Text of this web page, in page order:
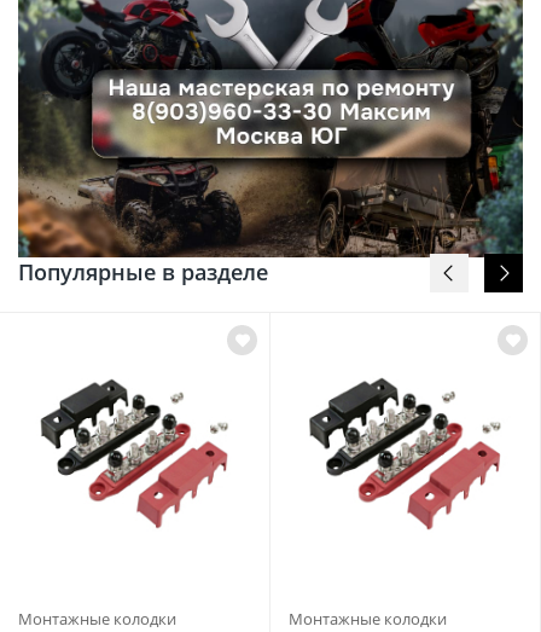
Популярные в разделе
Монтажные колодки
Монтажные колодки